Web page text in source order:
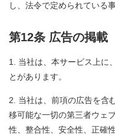
し、法令で定められている
第12条 広告の掲載
当社は、本サービス上に
とがあります。
当社は、前項の広告を含
移可能な一切の第三者ウェ
性、整合性、安全性、正確